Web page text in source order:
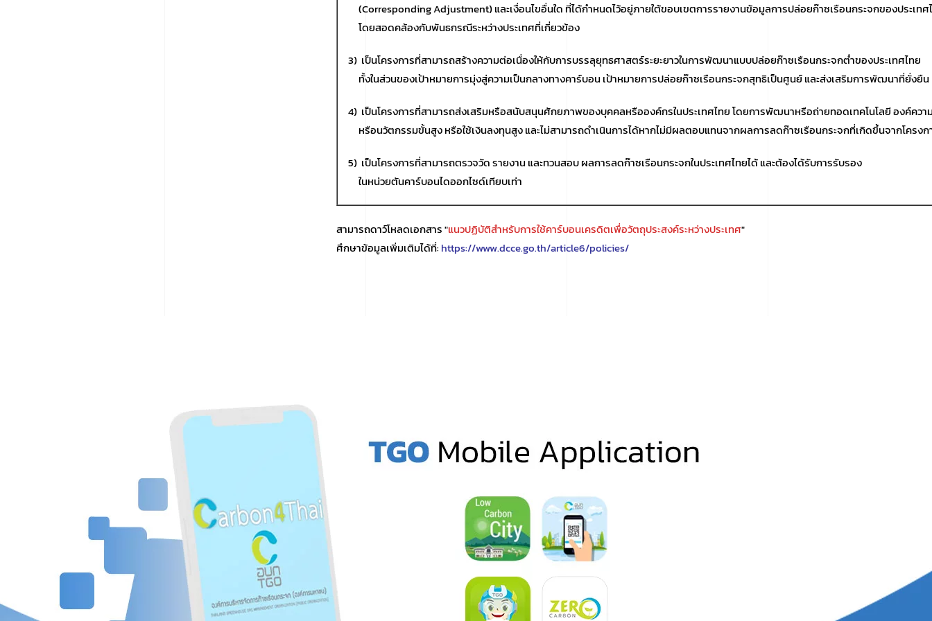
(Corresponding Adjustment) และเงื่อนไขอื่นใด ที่ได้กำหนดไว้อยู่ภายใต้ขอบเขตการรายงานข้อมูลการปล่อยก๊าซเรือนกระจกของประเทศ
โดยสอดคล้องกับพันธกรณีระหว่างประเทศที่เกี่ยวข้อง
3) เป็นโครงการที่สามารถสร้างความต่อเนื่องให้กับการบรรลุยุทธศาสตร์ระยะยาวในการพัฒนาแบบปล่อยก๊าซเรือนกระจกต่ำของประเทศไทย
ทั้งในส่วนของเป้าหมายการมุ่งสู่ความเป็นกลางทางคาร์บอน เป้าหมายการปล่อยก๊าซเรือนกระจกสุทธิเป็นศูนย์ และส่งเสริมการพัฒนาที่ยั่งยืน
4) เป็นโครงการที่สามารถส่งเสริมหรือสนับสนุนศักยภาพของบุคคลหรือองค์กรในประเทศไทย โดยการพัฒนาหรือถ่ายทอดเทคโนโลยี องค์ควา
หรือนวัตกรรมขั้นสูง หรือใช้เงินลงทุนสูง และไม่สามารถดำเนินการได้หากไม่มีผลตอบแทนจากผลการลดก๊าซเรือนกระจกที่เกิดขึ้นจากโครงก
5) เป็นโครงการที่สามารถตรวจวัด รายงาน และทวนสอบ ผลการลดก๊าซเรือนกระจกในประเทศไทยได้ และต้องได้รับการรับรอง
ในหน่วยตันคาร์บอนไดออกไซด์เทียบเท่า
สามารถดาว์โหลดเอกสาร "แนวปฏิบัติสำหรับการใช้คาร์บอนเครดิตเพื่อวัตถุประสงค์ระหว่างประเทศ"
ศึกษาข้อมูลเพิ่มเติมได้ที่: https://www.dcce.go.th/article6/policies/